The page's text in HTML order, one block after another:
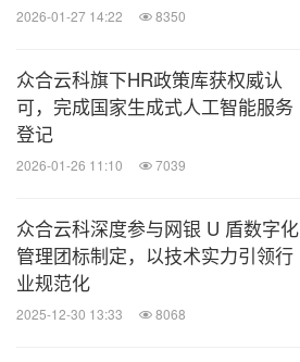
2026-01-27 14:22 8350
众合云科旗下HR政策库获权威认
可，完成国家生成式人工智能服务
登记
2026-01-26 11:10 7039
众合云科深度参与网银 U 盾数字化
管理团标制定，以技术实力引领行
业规范化
2025-12-30 13:33 8068